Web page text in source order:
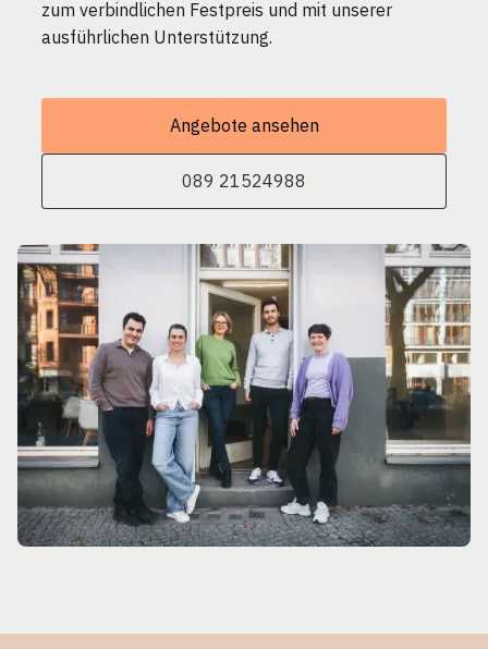
zum verbindlichen Festpreis und mit unserer
ausführlichen Unterstützung.
Angebote ansehen
089 21524988